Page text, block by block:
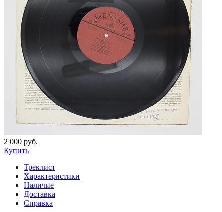
2 000 руб.
Купить
Треклист
Характеристики
Наличие
Доставка
Справка